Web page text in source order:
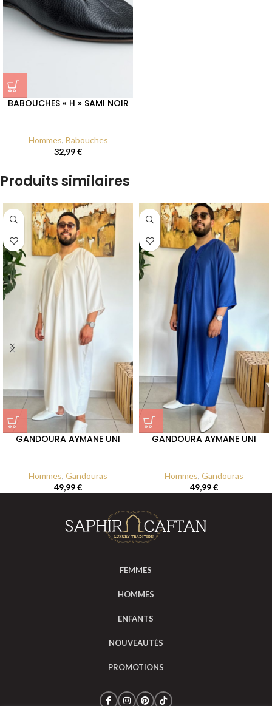
BABOUCHES « H » SAMI NOIR
Hommes, Babouches
32,99€
Produits similaires
GANDOURA AYMANE UNI
Hommes, Gandouras
49,99€
GANDOURA AYMANE UNI
Hommes, Gandouras
49,99€
FEMMES
HOMMES
ENFANTS
NOUVEAUTÉS
PROMOTIONS